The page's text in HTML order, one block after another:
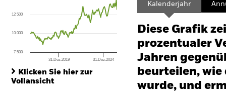
The chart has 1 X axis displaying Time. Range: 2016-10-01 00:00:00 to
The chart has 1 Y axis displaying values. Range: -25 to 50.
31.Dez.2019 31.Dez.2024
7 500
10 000
12 500
Klicken Sie hier zur
Vollansicht
Kalenderjahr
Diese Grafik
prozentualer
Jahren
beurteilen,
wurde, und